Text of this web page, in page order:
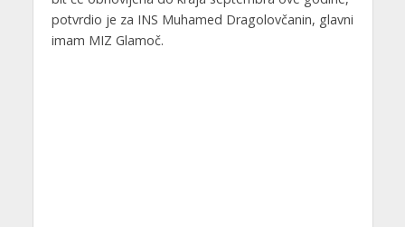
potvrdio je za INS Muhamed Dragolovčanin, glavni
imam MIZ Glamoč.